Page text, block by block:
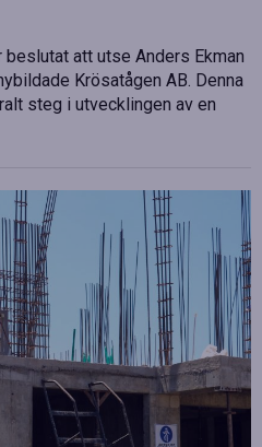
att utse Anders Ekman
Krösatågen AB. Denna
steg i utvecklingen av en